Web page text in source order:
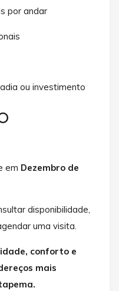
por andar
ou investimento
em Dezembro de
disponibilidade,
uma visita.
conforto e
mais